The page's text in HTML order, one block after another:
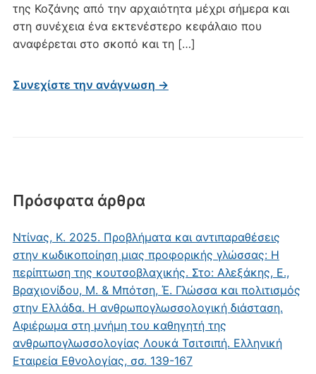
Πρόσφατα άρθρα
Ντίνας, Κ. 2025. Προβλήματα και αντιπαραθέσεις
στην κωδικοποίηση μιας προφορικής γλώσσας: Η
περίπτωση της κουτσοβλαχικής. Στο: Αλεξάκης, Ε.,
Βραχιονίδου, Μ. & Μπότση, Έ. Γλώσσα και πολιτισμός
στην Ελλάδα. Η ανθρωπογλωσσολογική διάσταση.
Αφιέρωμα στη μνήμη του καθηγητή της
ανθρωπογλωσσολογίας Λουκά Τσιτσιπή. Ελληνική
Εταιρεία Εθνολογίας, σσ. 139-167
της Κοζάνης από την αρχαιότητα μέχρι σήμερα και
στη συνέχεια ένα εκτενέστερο κεφάλαιο που
αναφέρεται στο σκοπό και τη […]
Συνεχίστε την ανάγνωση →